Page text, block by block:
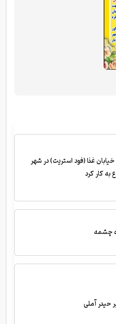
غذا (فود استریت) در شهر
کار کرد
چشمه
حیدر آملی